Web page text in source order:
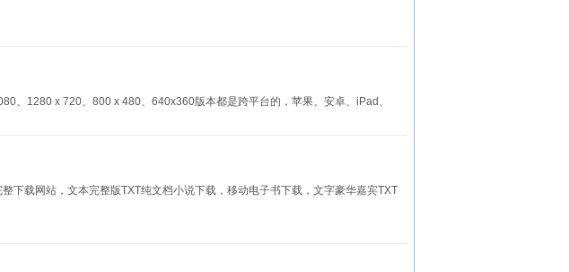
、1280 x 720、800 x 480、640x360版本都是跨平台的，苹果、安卓、iPad、
下载网站，文本完整版TXT纯文档小说下载，移动电子书下载，文字豪华嘉宾TXT